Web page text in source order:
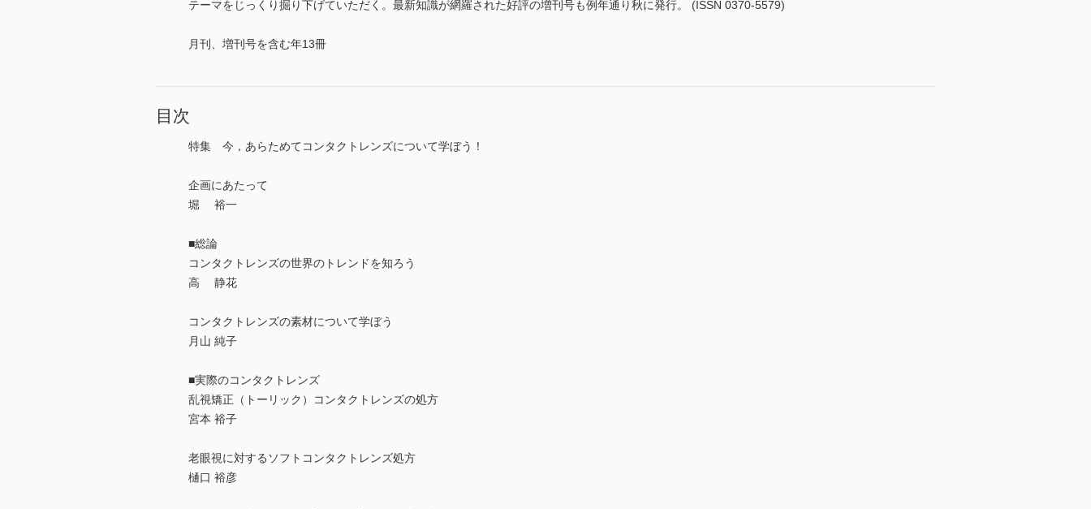
テーマをじっくり掘り下げていただく。最新知識が網羅された好評の増刊号も例年通り秋に発行。 (ISSN 0370-5579)
月刊、増刊号を含む年13冊
目次
特集 今，あらためてコンタクトレンズについて学ぼう！
企画にあたって
堀 裕一
■総論
コンタクトレンズの世界のトレンドを知ろう
高 静花
コンタクトレンズの素材について学ぼう
月山 純子
■実際のコンタクトレンズ
乱視矯正（トーリック）コンタクトレンズの処方
宮本 裕子
老眼視に対するソフトコンタクトレンズ処方
樋口 裕彦